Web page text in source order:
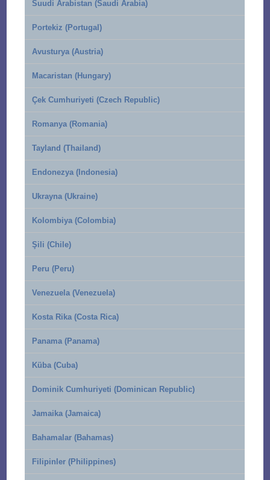
Suudi Arabistan (Saudi Arabia)
Portekiz (Portugal)
Avusturya (Austria)
Macaristan (Hungary)
Çek Cumhuriyeti (Czech Republic)
Romanya (Romania)
Tayland (Thailand)
Endonezya (Indonesia)
Ukrayna (Ukraine)
Kolombiya (Colombia)
Şili (Chile)
Peru (Peru)
Venezuela (Venezuela)
Kosta Rika (Costa Rica)
Panama (Panama)
Küba (Cuba)
Dominik Cumhuriyeti (Dominican Republic)
Jamaika (Jamaica)
Bahamalar (Bahamas)
Filipinler (Philippines)